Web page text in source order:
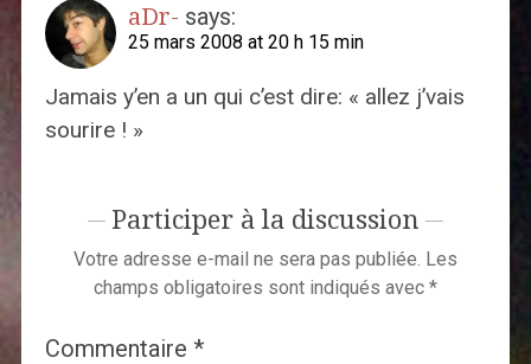
aDr- says:
25 mars 2008 at 20 h 15 min
Jamais y’en a un qui c’est dire: « allez j’vais
sourire ! »
Participer à la discussion
Votre adresse e-mail ne sera pas publiée. Les
champs obligatoires sont indiqués avec *
Commentaire *